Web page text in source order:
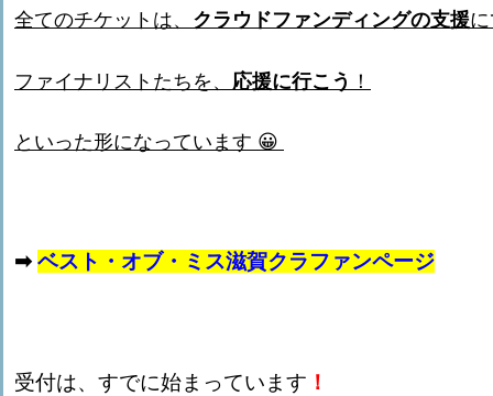
全てのチケットは、 クラウドファンディングの支援
ファイナリストたちを、 応援に行こう ！
といった形になっています 😀
➡ベスト・オブ・ミス滋賀クラファンページ
受付は、すでに始まっています ！